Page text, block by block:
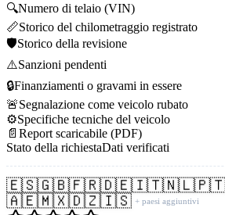
🔍Numero di telaio (VIN)
📏Storico del chilometraggio registrato
🛡️Storico della revisione
⚠️Sanzioni pendenti
🔒Finanziamenti o gravami in essere
🚨Segnalazione come veicolo rubato
⚙️Specifiche tecniche del veicolo
📄 Report scaricabile (PDF)
Stato della richiestaDati verificati
🇪🇸🇬🇧🇫🇷🇩🇪🇮🇹🇳🇱🇵🇹
🇦🇪🇲🇽🇩🇿🇮🇸 + paesi aggiuntivi